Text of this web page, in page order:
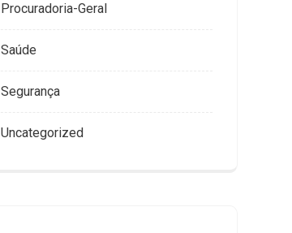
Procuradoria-Geral
Saúde
Segurança
Uncategorized